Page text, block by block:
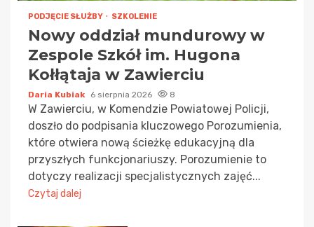
PODJĘCIE SŁUŻBY SZKOLENIE
Nowy oddział mundurowy w
Zespole Szkół im. Hugona
Kołłątaja w Zawierciu
Daria Kubiak 6 sierpnia 2026 8
W Zawierciu, w Komendzie Powiatowej Policji,
doszło do podpisania kluczowego Porozumienia,
które otwiera nową ścieżkę edukacyjną dla
przyszłych funkcjonariuszy. Porozumienie to
dotyczy realizacji specjalistycznych zajęć...
Czytaj dalej